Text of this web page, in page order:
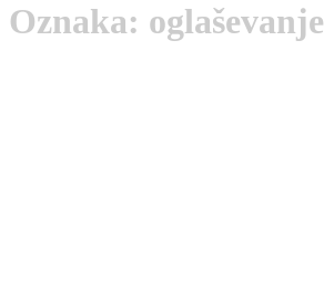
Oznaka: oglaševanje